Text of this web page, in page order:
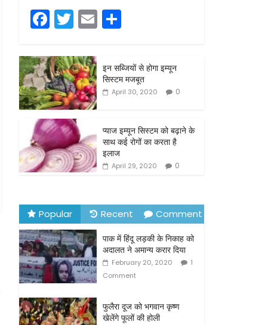
F
a
c
e
b
o
o
k
T
w
itt
er
E
m
ar
e
इन सब्जियों से होगा इम्यून
सिस्टम मजबूत
April 30, 2020 0
प्याज इम्यून सिस्टम को बढ़ाने के
साथ कई रोगों का करता है
इलाज
April 29, 2020 0
Popular Recent Comment
पाक में हिंदू लड़की के निकाह को
अदालत ने अमान्य करार दिया
February 20, 2020
1
Comment
फुलैरा दूज को भगवान कृष्ण
खेलेंगे फूलों की होली